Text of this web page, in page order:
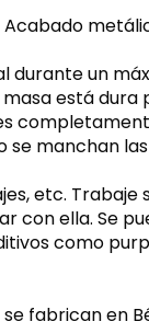
Acabado
durante un
está
manchan
etc.
con ella. Se
como
fabrican en